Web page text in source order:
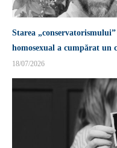
Starea
homosexual a cumpărat un
18/07/2026